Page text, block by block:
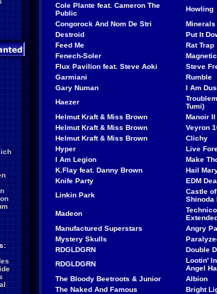
Cole Plante feat. Cameron The
Public
Howling
Congorock And Nom De Stri
Minerals
Destroid
Put It
Feed Me
Rat Trap
Fenech-Soler
Magnetic
Flux Pavilion feat. Steve Aoki
Steve
Garmiani
Rumble
Gary Numan
I Am
Haezer
Tumi)
Helmut Kraft & Miss Brown
Manoir II
Helmut Kraft & Miss Brown
Veyron
Helmut Kraft & Miss Brown
Clichy
Hyper
Live
I Am Legion
Make
K.Flay feat. Danny Brown
Hail
Knife Party
EDM
Linkin Park
Castle
Shinoda
Madeon
Manufactured Superstars
Angry
Mystery Skulls
RDGLDGRN
Double
RDGLDGRN
Lootin'
Angel
The Bloody Beetroots & Junior
Albion
The Naked And Famous
Bright